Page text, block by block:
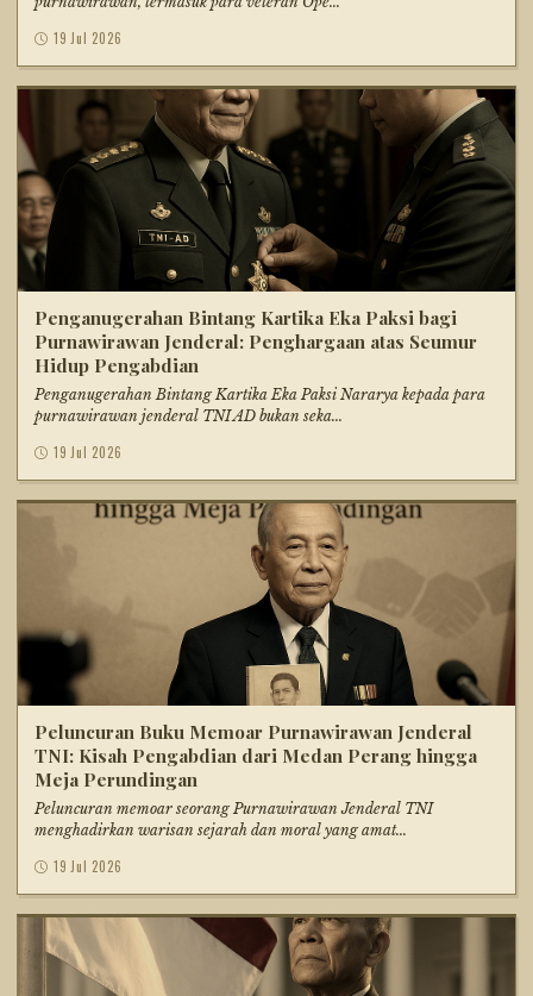
19 Jul 2026
Penganugerahan Bintang Kartika Eka Paksi bagi
Purnawirawan Jenderal: Penghargaan atas Seumur
Hidup Pengabdian
Penganugerahan Bintang Kartika Eka Paksi Nararya kepada para
purnawirawan jenderal TNI AD bukan seka...
19 Jul 2026
Peluncuran Buku Memoar Purnawirawan Jenderal
TNI: Kisah Pengabdian dari Medan Perang hingga
Meja Perundingan
Peluncuran memoar seorang Purnawirawan Jenderal TNI
menghadirkan warisan sejarah dan moral yang amat...
19 Jul 2026